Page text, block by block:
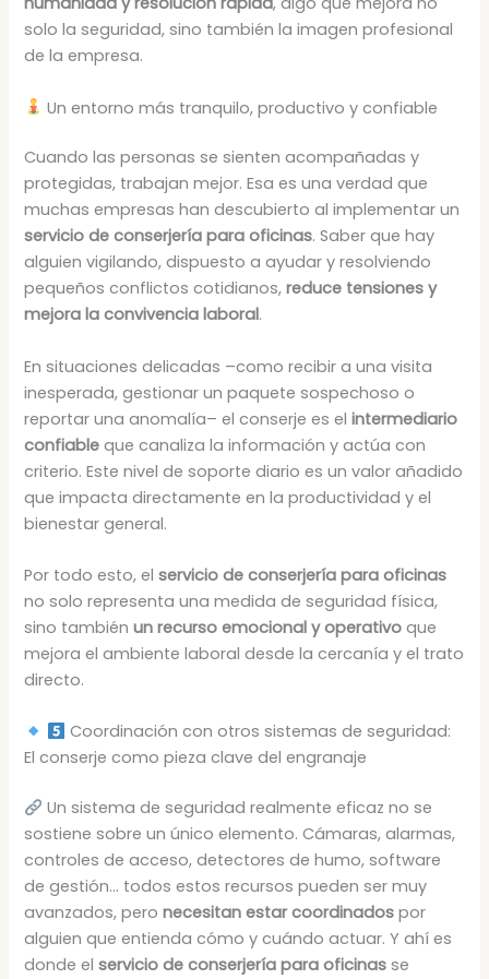
solo la seguridad, sino también la imagen profesional
de la empresa.
Un entorno más tranquilo, productivo y confiable
Cuando las personas se sienten acompañadas y
protegidas, trabajan mejor. Esa es una verdad que
muchas empresas han descubierto al implementar un
servicio de conserjería para oficinas. Saber que hay
alguien vigilando, dispuesto a ayudar y resolviendo
pequeños conflictos cotidianos,reduce tensiones y
mejora la convivencia laboral.
En situaciones delicadas –como recibir a una visita
inesperada, gestionar un paquete sospechoso o
reportar una anomalía– el conserje es elintermediario
confiable que canaliza la información y actúa con
criterio. Este nivel de soporte diario es un valor añadido
que impacta directamente en la productividad y el
bienestar general.
Por todo esto, elservicio de conserjería para oficinas
no solo representa una medida de seguridad física,
sino tambiénun recurso emocional y operativo que
mejora el ambiente laboral desde la cercanía y el trato
directo.
Coordinación con otros sistemas de seguridad:
El conserje como pieza clave del engranaje
Un sistema de seguridad realmente eficaz no se
sostiene sobre un único elemento. Cámaras, alarmas,
controles de acceso, detectores de humo, software
de gestión… todos estos recursos pueden ser muy
avanzados, peronecesitan estar coordinados por
alguien que entienda cómo y cuándo actuar. Y ahí es
donde elservicio de conserjería para oficinas se